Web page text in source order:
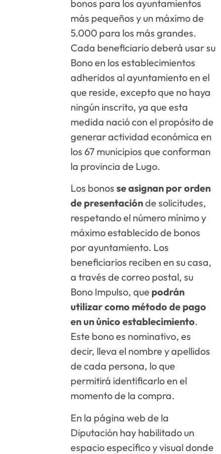
bonos para los ayuntamientos
más pequeños y un máximo de
5.000 para los más grandes.
Cada beneficiario deberá usar su
Bono en los establecimientos
adheridos al ayuntamiento en el
que reside, excepto que no haya
ningún inscrito, ya que esta
medida nació con el propósito de
generar actividad económica en
los 67 municipios que conforman
la provincia de Lugo.
Los bonosse asignan por orden
de presentaciónde solicitudes,
respetando el número mínimo y
máximo establecido de bonos
por ayuntamiento. Los
beneficiarios reciben en su casa,
a través de correo postal, su
Bono Impulso, que podrán
utilizar como método de pago
en un único establecimiento.
Este bono es nominativo, es
decir, lleva el nombre y apellidos
de cada persona, lo que
permitirá identificarlo en el
momento de la compra.
En la página web de la
Diputación hay habilitado un
espacio específico y visual donde